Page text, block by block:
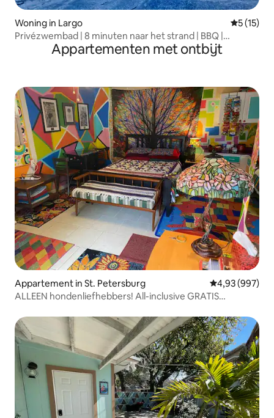
Woning in Largo
5 (15)
Privézwembad | 8 minuten naar het strand | BBQ |
Huisdieren toegestaan
Appartementen met ontbijt
Appartement in St. Petersburg Gemiddelde
4,93 (997)
ALLEEN hondenliefhebbers! All-inclusive GRATIS